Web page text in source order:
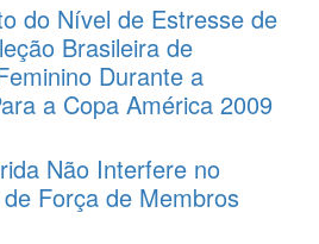
do Nível de Estresse de
Brasileira de
Durante a
a Copa América 2009
Não Interfere no
Força de Membros